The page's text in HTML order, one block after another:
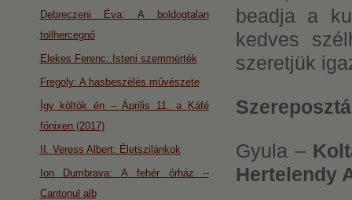
beadja a
kedves
szeretjük
Gyula –
Hertelendy
Debreczeni Éva: A boldogtalan
tollhercegnő
Elekes Ferenc: Isteni szemmérték
Fregoly: A hasbeszélés művészete
Így költök én – Április 11. a Káfé
főnixen (2017)
II. Veress Albert: Életszilánkok
Ion Dumbrava: A fehér őrház –
Cantonul alb